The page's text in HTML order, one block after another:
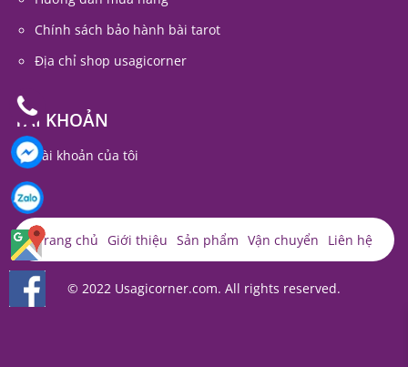
Chính sách bảo hành bài tarot
Địa chỉ shop usagicorner
TÀI KHOẢN
Tài khoản của tôi
Trang chủ Giới thiệu Sản phẩm Vận chuyển Liên hệ
© 2022 Usagicorner.com. All rights reserved.